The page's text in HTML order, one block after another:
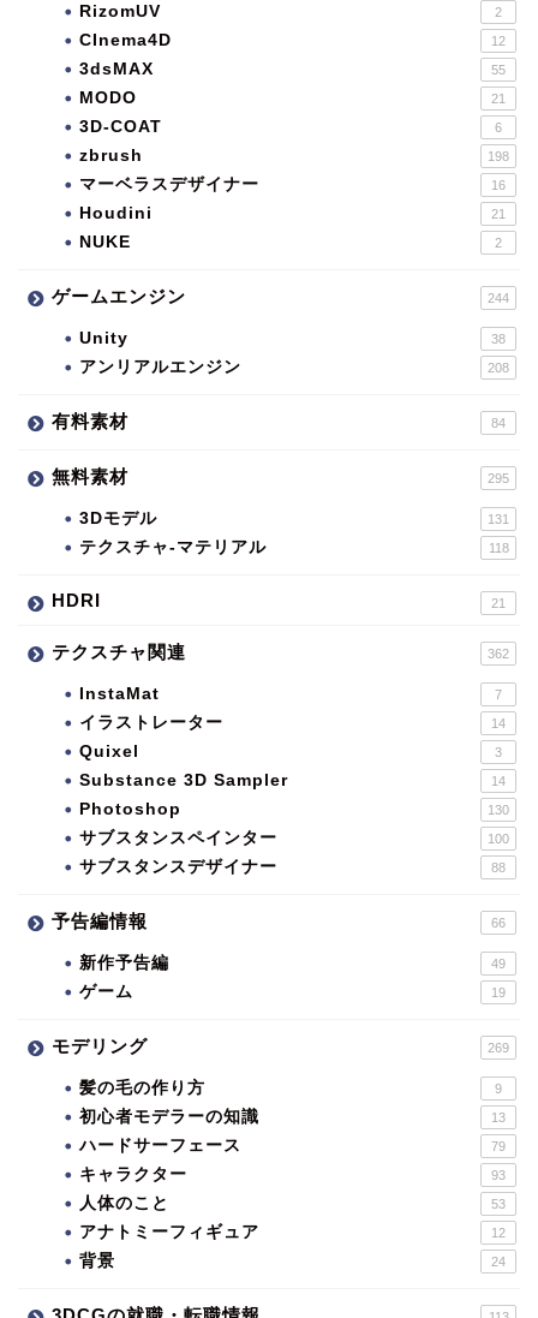
RizomUV 2
CInema4D 12
3dsMAX 55
MODO 21
3D-COAT 6
zbrush 198
マーベラスデザイナー 16
Houdini 21
NUKE 2
ゲームエンジン 244
Unity 38
アンリアルエンジン 208
有料素材 84
無料素材 295
3Dモデル 131
テクスチャ-マテリアル 118
HDRI 21
テクスチャ関連 362
InstaMat 7
イラストレーター 14
Quixel 3
Substance 3D Sampler 14
Photoshop 130
サブスタンスペインター 100
サブスタンスデザイナー 88
予告編情報 66
新作予告編 49
ゲーム 19
モデリング 269
髪の毛の作り方 9
初心者モデラーの知識 13
ハードサーフェース 79
キャラクター 93
人体のこと 53
アナトミーフィギュア 12
背景 24